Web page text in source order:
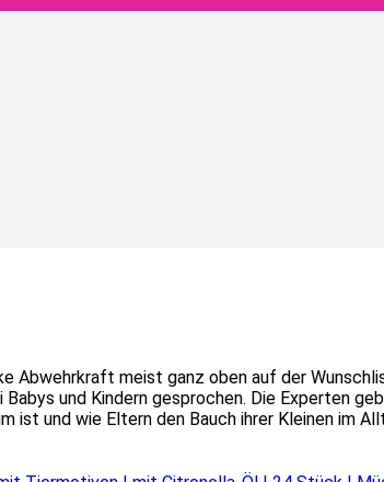
Abwehrkraft meist ganz oben auf der
und Kindern gesprochen. Die Experten
ist und wie Eltern den Bauch ihrer Kleinen im